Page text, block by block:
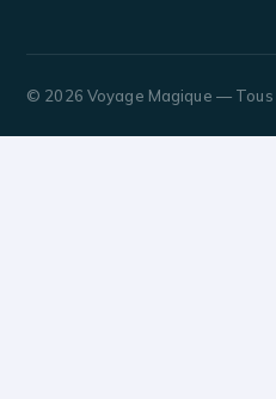
© 2026 Voyage Magique —